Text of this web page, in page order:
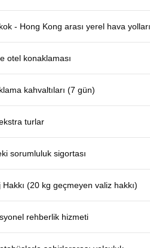
- Hong Kong arası yerel hava
otel konaklaması
kahvaltıları (7 gün)
turlar
sorumluluk sigortası
Hakkı (20 kg geçmeyen valiz hakkı)
rehberlik hizmeti